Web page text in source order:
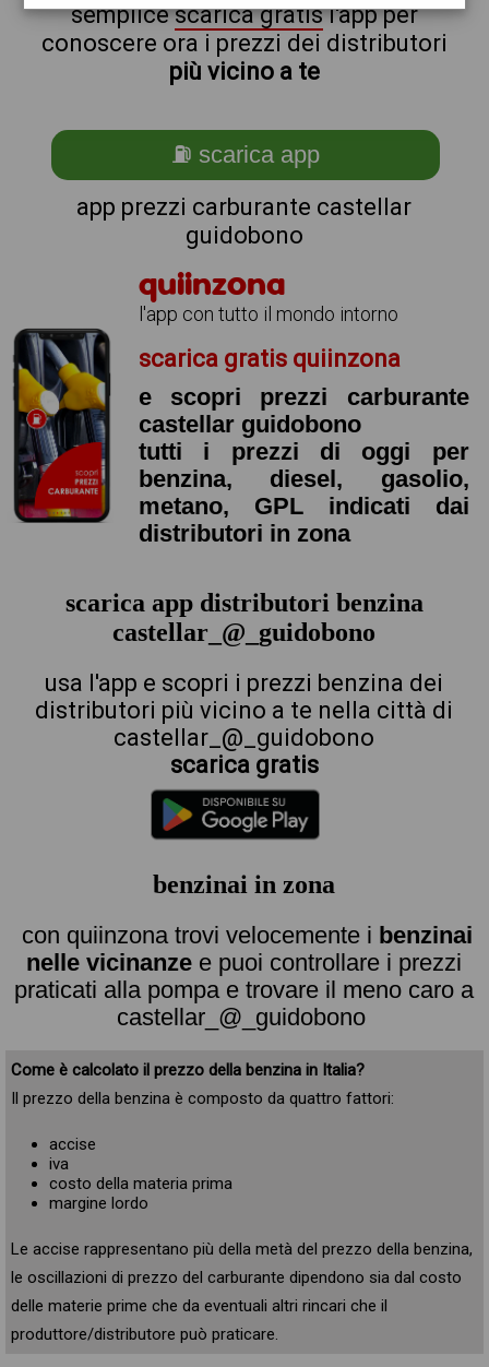
semplicescarica gratisl'app per
conoscere ora i prezzi dei distributori
più vicino a te
⛽ scarica app
app prezzi carburante castellar
guidobono
quiinzona
l'app con tutto il mondo intorno
scarica gratis quiinzona
e scopri prezzi carburante
castellar guidobono
tutti i prezzi di oggi per
benzina, diesel, gasolio,
metano, GPL indicati dai
distributori in zona
scarica app distributori benzina
castellar_@_guidobono
usa l'app e scopri i prezzi benzina dei
distributori più vicino a te nella città di
castellar_@_guidobono
scarica gratis
benzinai in zona
con quiinzona trovi velocemente i benzinai
nelle vicinanze e puoi controllare i prezzi
praticati alla pompa e trovare il meno caro a
castellar_@_guidobono
Come è calcolato il prezzo della benzina in Italia?
Il prezzo della benzina è composto da quattro fattori:
accise
iva
costo della materia prima
margine lordo
Le accise rappresentano più della metà del prezzo della benzina,
le oscillazioni di prezzo del carburante dipendono sia dal costo
delle materie prime che da eventuali altri rincari che il
produttore/distributore può praticare.